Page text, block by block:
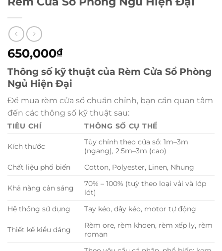
650,000₫
Thông số kỹ thuật của Rèm Cửa Sổ Phòng
Ngủ Hiện Đại
Để mua rèm cửa sổ chuẩn chỉnh, bạn cần quan tâm
đến các thông số kỹ thuật sau:
TIÊU CHÍ THÔNG SỐ CỤ THỂ
Kích thước
Tùy chỉnh theo cửa sổ: 1m–3m
(ngang), 2.5m–3m (cao)
Chất liệu phổ biến
Cotton, Polyester, Linen, Nhung
Khả năng cản sáng
70% – 100% (tuỳ theo loại vải và lớp
lót)
Hệ thống sử dụng
Tay kéo, dây kéo, motor tự động
Thiết kế kiểu dáng
Rèm ore, rèm khoen, rèm xếp ly, rèm
roman